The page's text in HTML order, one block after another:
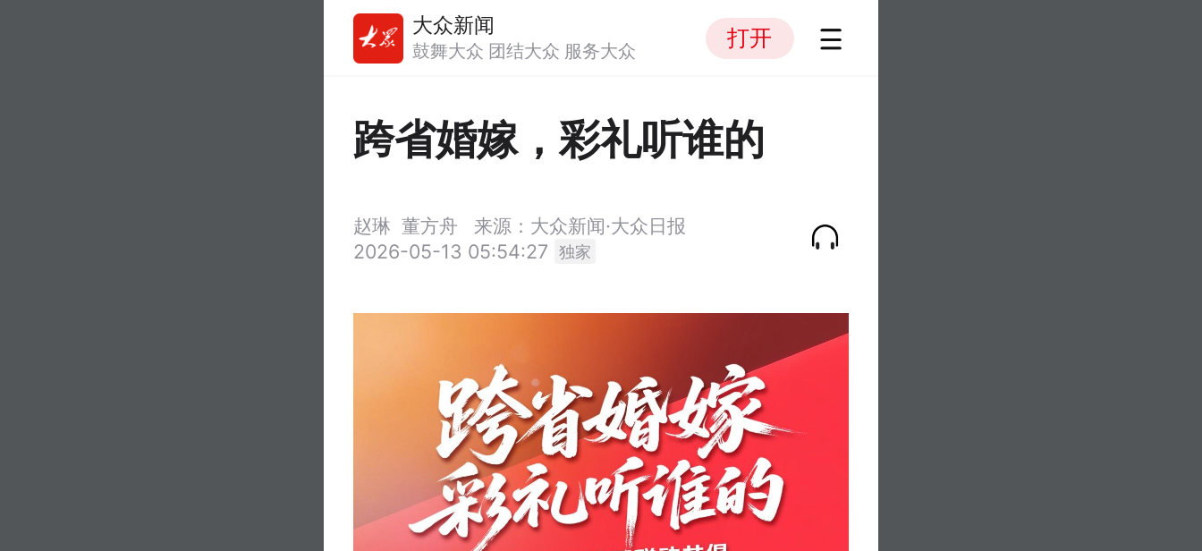
大众新闻
鼓舞大众 团结大众 服务大众 打开
跨省婚嫁，彩礼听谁的
赵琳董方舟
来源：大众新闻·大众日报
2026-05-13 05:54:27 独家